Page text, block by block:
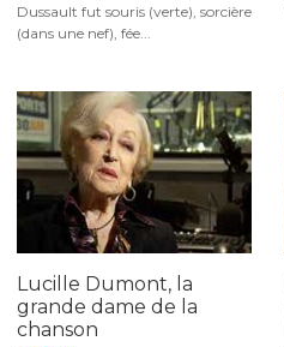
Dussault fut souris (verte), sorcière
(dans une nef), fée...
Lucille Dumont, la
grande dame de la
chanson